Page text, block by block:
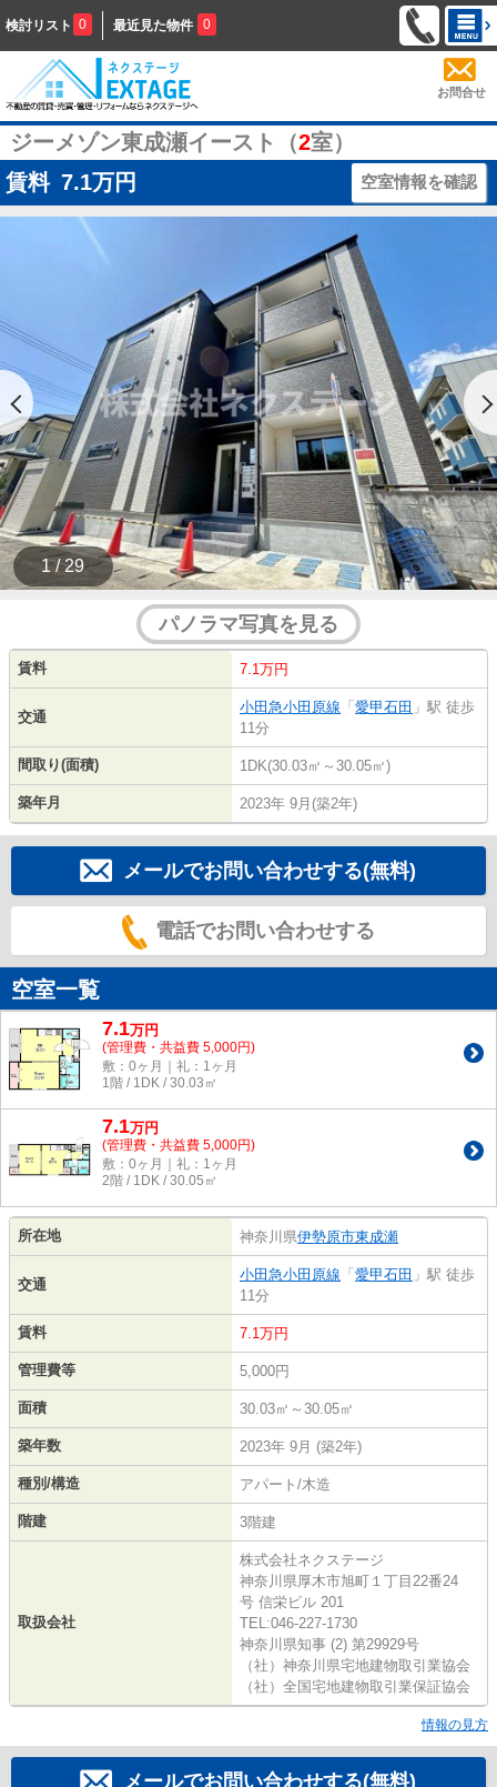
検討リスト 0 最近見た物件 0
お問合せ
ジーメゾン東成瀬イースト（2室）
賃料 7.1万円 空室情報を確認
1 / 29
パノラマ写真を見る
賃料 7.1万円
交通
小田急小田原線 「 愛甲石田 」駅 徒歩
11分
間取り(面積) 1DK(30.03㎡～30.05㎡)
築年月 2023年 9月(築2年)
メールでお問い合わせする(無料)
電話でお問い合わせする
空室一覧
7.1万円
(管理費・共益費 5,000円)
敷：0ヶ月｜礼：1ヶ月
1階 / 1DK / 30.03㎡
7.1万円
(管理費・共益費 5,000円)
敷：0ヶ月｜礼：1ヶ月
2階 / 1DK / 30.05㎡
所在地 神奈川県伊勢原市東成瀬
交通
小田急小田原線 「 愛甲石田 」駅 徒歩
11分
賃料 7.1万円
管理費等 5,000円
面積 30.03㎡～30.05㎡
築年数 2023年 9月 (築2年)
種別/構造 アパート/木造
階建 3階建
取扱会社
株式会社ネクステージ
神奈川県厚木市旭町１丁目22番24
号 信栄ビル 201
TEL:046-227-1730
神奈川県知事 (2) 第29929号
（社）神奈川県宅地建物取引業協会
（社）全国宅地建物取引業保証協会
情報の見方
メールでお問い合わせする(無料)